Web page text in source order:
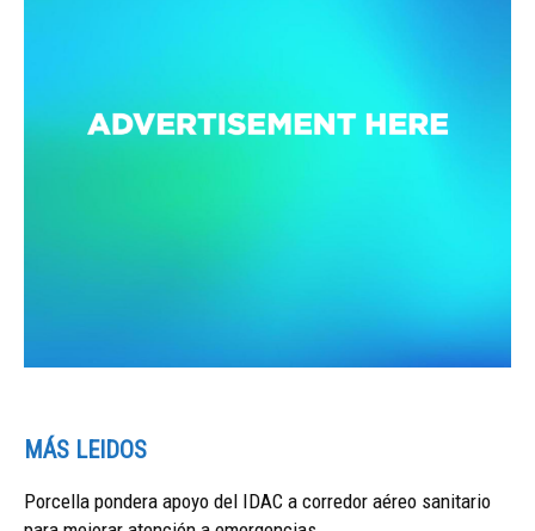
MÁS LEIDOS
Porcella pondera apoyo del IDAC a corredor aéreo sanitario